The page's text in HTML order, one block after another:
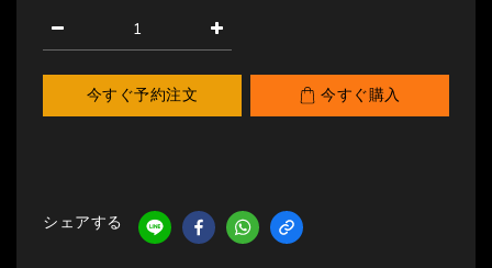
今すぐ予約注文 今すぐ購入
シェアする